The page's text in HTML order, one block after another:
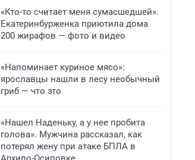
«Кто-то считает меня сумасшедшей».
Екатеринбурженка приютила дома
200 жирафов — фото и видео
«Напоминает куриное мясо»:
ярославцы нашли в лесу необычный
гриб — что это
«Нашел Наденьку, а у нее пробита
голова». Мужчина рассказал, как
потерял жену при атаке БПЛА в